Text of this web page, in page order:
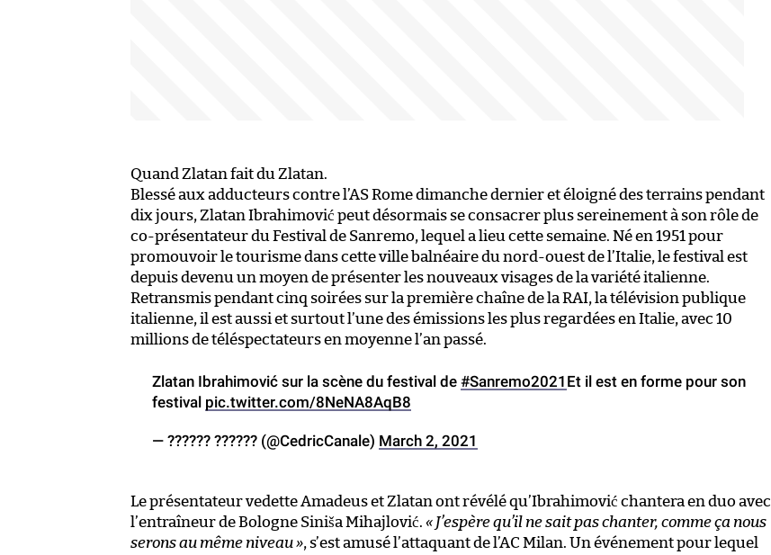
Quand Zlatan fait du Zlatan.
Blessé aux adducteurs contre l’AS Rome dimanche dernier et éloigné des terrains pendant
dix jours, Zlatan Ibrahimović peut désormais se consacrer plus sereinement à son rôle de
co-présentateur du Festival de Sanremo, lequel a lieu cette semaine. Né en 1951 pour
promouvoir le tourisme dans cette ville balnéaire du nord-ouest de l’Italie, le festival est
depuis devenu un moyen de présenter les nouveaux visages de la variété italienne.
Retransmis pendant cinq soirées sur la première chaîne de la RAI, la télévision publique
italienne, il est aussi et surtout l’une des émissions les plus regardées en Italie, avec 10
millions de téléspectateurs en moyenne l’an passé.
Zlatan Ibrahimović sur la scène du festival de #Sanremo2021 Et il est en forme pour son
festival pic.twitter.com/8NeNA8AqB8
— ?????? ?????? (@CedricCanale) March 2, 2021
Le présentateur vedette Amadeus et Zlatan ont révélé qu’Ibrahimović chantera en duo avec
l’entraîneur de Bologne Siniša Mihajlović. « J’espère qu’il ne sait pas chanter, comme ça nous
serons au même niveau », s’est amusé l’attaquant de l’AC Milan. Un événement pour lequel